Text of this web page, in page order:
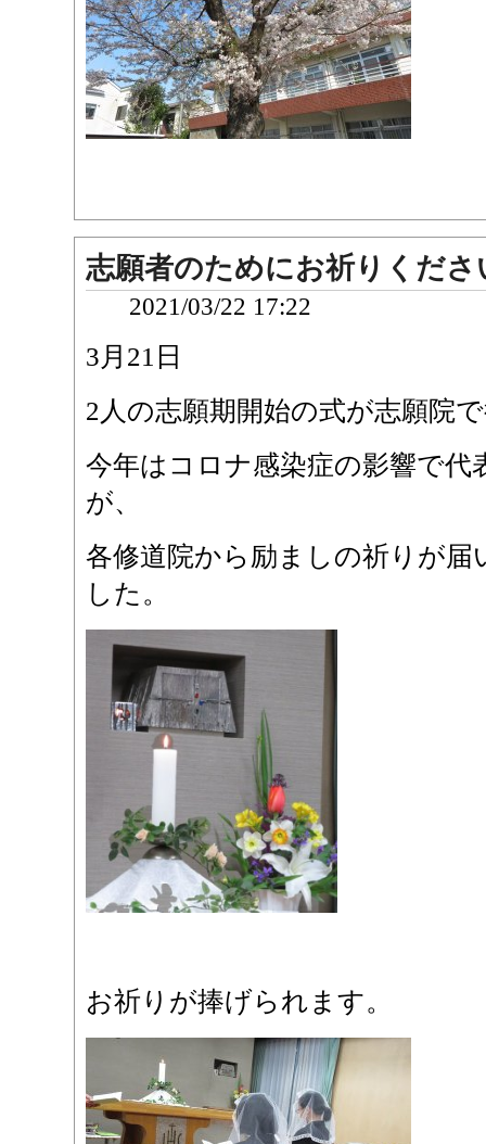
志願者のためにお祈りくださ
2021/03/22 17:22
3月21日
2人の志願期開始の式が志願院
今年はコロナ感染症の影響で代
が、
各修道院から励ましの祈りが届
した。
お祈りが捧げられます。